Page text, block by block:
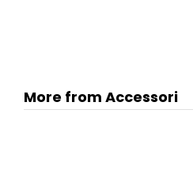
More from Accessori